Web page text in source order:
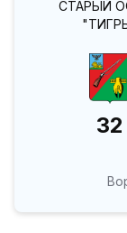
СТАРЫЙ
32